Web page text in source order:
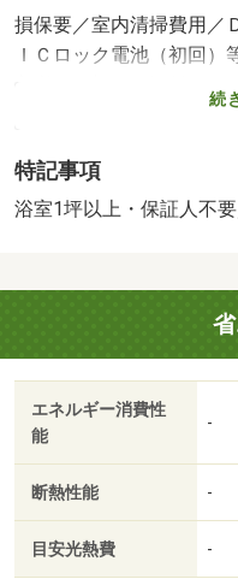
損保要／室内清掃費用／
ＩＣロック電池（初回
入必須。初回保証料３５
の１％＋８００円／月（
料金はご契約前にＬＰガ
す。 ルームクリーニン
ワー付洗面台／ＴＶイン
ック／室内洗濯置／シュ
／追焚機能浴室／温水洗
即入居可／敷金不要／対
ーター／照明付／ウォー
２沿線利用可／ネット使
室６畳以上／プロパンガ
リのアオキ長田店（ドラ
（株）マルエー／元菊店
続
特記事項
浴室1坪以上・保証人不
エネルギー消費性
能
-
断熱性能 -
目安光熱費 -